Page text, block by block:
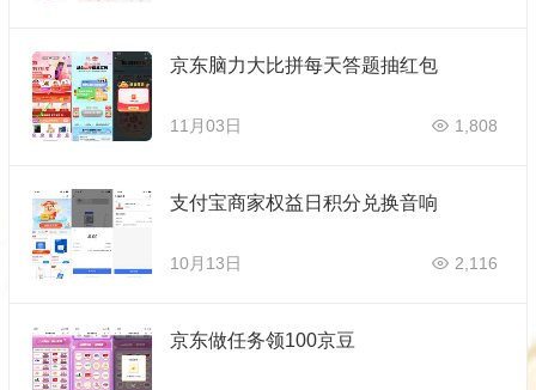
京东脑力大比拼每天答题抽红包
11月03日 1,808
支付宝商家权益日积分兑换音响
10月13日 2,116
京东做任务领100京豆